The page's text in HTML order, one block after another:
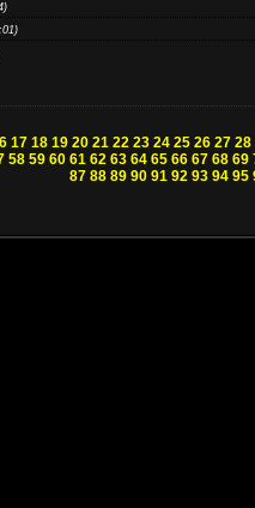
17 18 19 20 21 22 23 24 25 26 27 28
58 59 60 61 62 63 64 65 66 67 68 69
87 88 89 90 91 92 93 94 95